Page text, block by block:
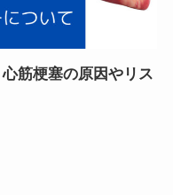
筋梗塞の原因やリス